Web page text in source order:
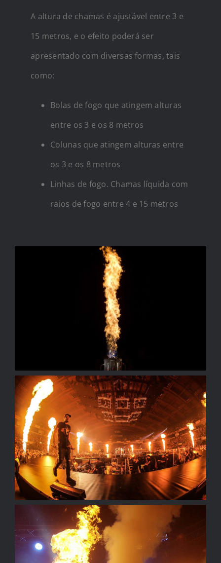
A altura de chamas é ajustável entre 3 e
15 metros, e o efeito poderá ser
apresentado com diversas formas, tais
como:
Bolas de fogo que atingem alturas
entre os 3 e os 8 metros
Colunas que atingem alturas entre
os 3 e os 8 metros
Linhas de fogo. Chamas líquida com
raios de fogo entre 4 e 15 metros